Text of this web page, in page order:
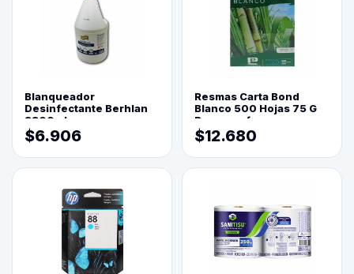
Blanqueador
Desinfectante Berhlan
3800ml
$6.906
Resmas Carta Bond
Blanco 500 Hojas 75 G
Reprograf.
$12.680